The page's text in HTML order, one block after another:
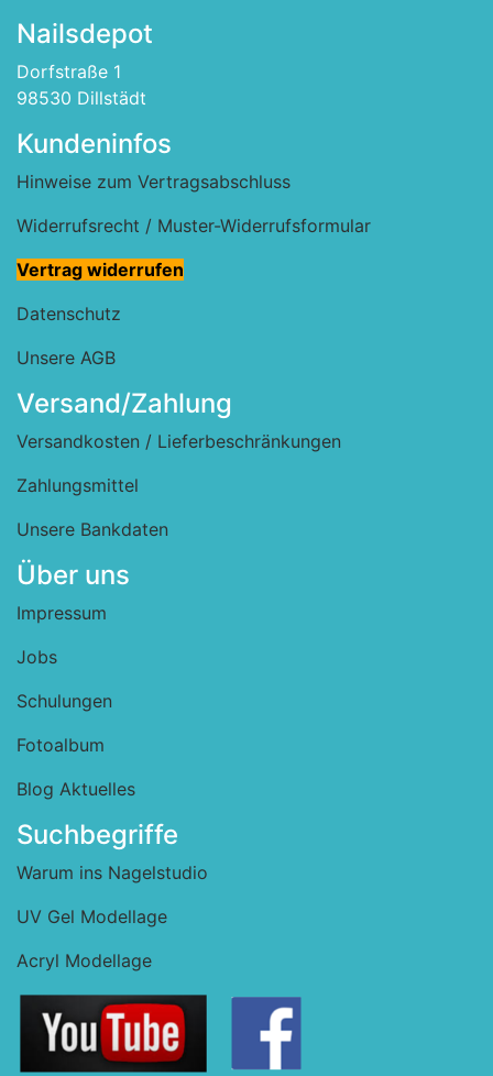
Nailsdepot
Dorfstraße 1
98530 Dillstädt
Kundeninfos
Hinweise zum Vertragsabschluss
Widerrufsrecht / Muster-Widerrufsformular
Vertrag widerrufen
Datenschutz
Unsere AGB
Versand/Zahlung
Versandkosten / Lieferbeschränkungen
Zahlungsmittel
Unsere Bankdaten
Über uns
Impressum
Jobs
Schulungen
Fotoalbum
Blog Aktuelles
Suchbegriffe
Warum ins Nagelstudio
UV Gel Modellage
Acryl Modellage